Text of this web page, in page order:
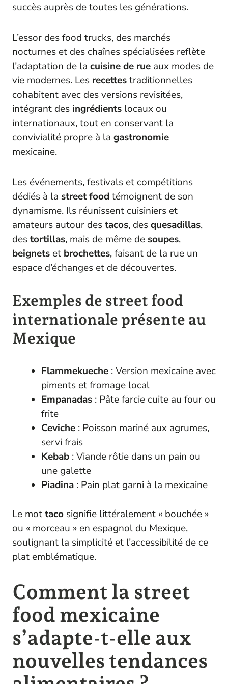
succès auprès de toutes les générations.
L’essor des food trucks, des marchés
nocturnes et des chaînes spécialisées reflète
l’adaptation de la cuisine de rue aux modes de
vie modernes. Les recettestraditionnelles
cohabitent avec des versions revisitées,
intégrant des ingrédients locaux ou
internationaux, tout en conservant la
convivialité propre à la gastronomie
mexicaine.
Les événements, festivals et compétitions
dédiés à la street foodtémoignent de son
dynamisme. Ils réunissent cuisiniers et
amateurs autour destacos, desquesadillas,
destortillas, mais de même de soupes,
beignets et brochettes, faisant de la rue un
espace d’échanges et de découvertes.
Exemples de street food
internationale présente au
Mexique
Flammekueche : Version mexicaine avec
piments et fromage local
Empanadas : Pâte farcie cuite au four ou
frite
Ceviche : Poisson mariné aux agrumes,
servi frais
Kebab : Viande rôtie dans un pain ou
une galette
Piadina : Pain plat garni à la mexicaine
Le mottaco signifie littéralement « bouchée »
ou « morceau » en espagnol du Mexique,
soulignant la simplicité et l’accessibilité de ce
plat emblématique.
Comment la street
food mexicaine
s’adapte-t-elle aux
nouvelles tendances